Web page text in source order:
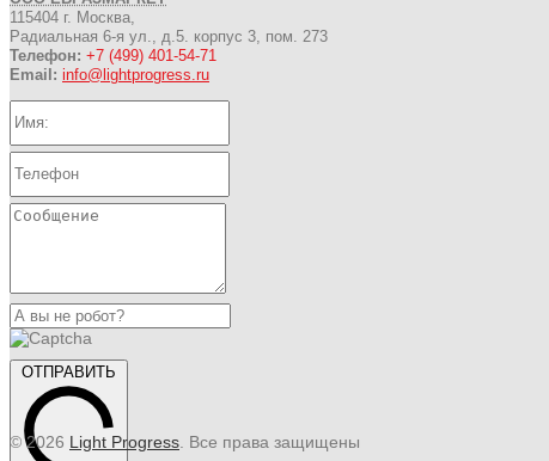
115404 г. Москва,
Радиальная 6-я ул., д.5. корпус 3, пом. 273
Телефон: +7 (499) 401-54-71
Email: info@lightprogress.ru
ОТПРАВИТЬ
© 2026 Light Progress . Все права защищены